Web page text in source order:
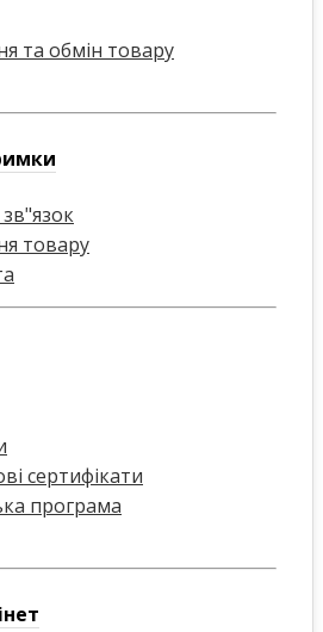
та обмін товару
товару
сертифікати
програма